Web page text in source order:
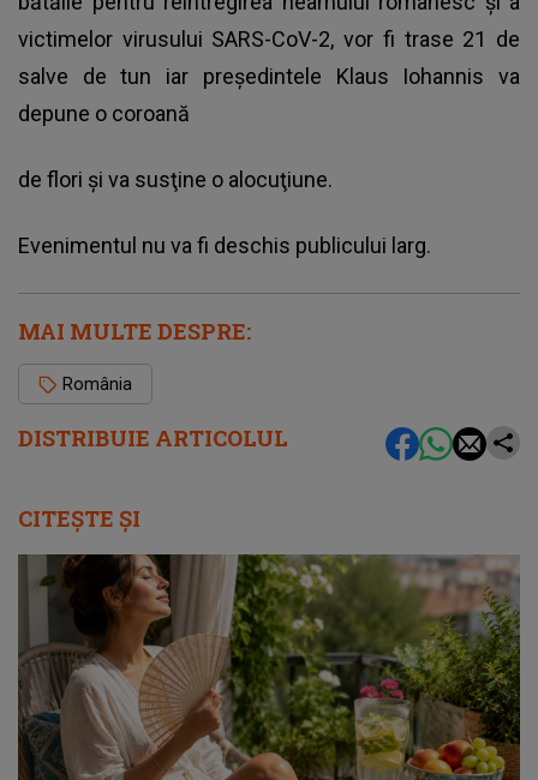
DISTRIBUIE ARTICOLUL
victimelor virusului SARS-CoV-2, vor fi trase 21 de
salve de tun iar preşedintele Klaus Iohannis va
depune o coroană
de flori şi va susţine o alocuţiune.
Evenimentul nu va fi deschis publicului larg.
MAI MULTE DESPRE:
România
CITEȘTE ȘI